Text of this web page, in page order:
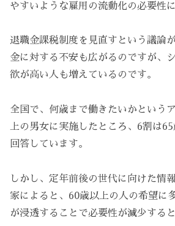
やすいような雇用の流動化の必要性
退職金課税制度を見直すという議論
金に対する不安も広がるのですが、
欲が高い人も増えているのです。
全国で、何歳まで働きたいかという
上の男女に実施したところ、6割は
回答しています。
しかし、定年前後の世代に向けた情
家によると、60歳以上の人の希望に
が浸透することで必要性が減少する